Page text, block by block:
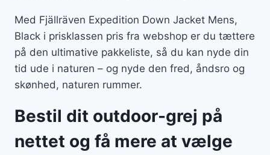
Med Fjällräven Expedition Down Jacket Mens,
Black i prisklassen pris fra webshop er du tættere
på den ultimative pakkeliste, så du kan nyde din
tid ude i naturen – og nyde den fred, åndsro og
skønhed, naturen rummer.
Bestil dit outdoor-grej på
nettet og få mere at vælge